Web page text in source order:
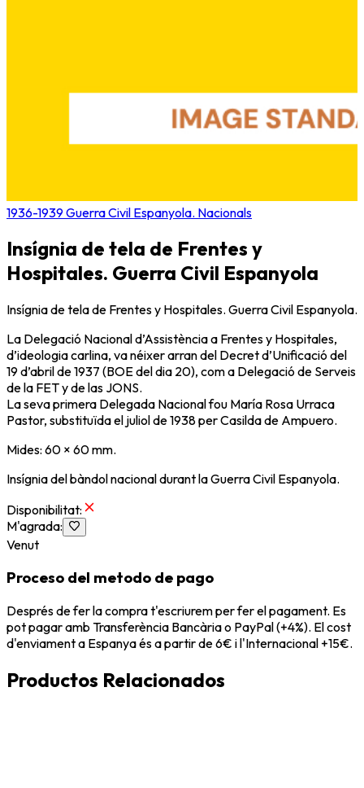
1936-1939 Guerra Civil Espanyola. Nacionals
Insígnia de tela de Frentes y
Hospitales. Guerra Civil Espanyola
Insígnia de tela de Frentes y Hospitales. Guerra Civil Espanyola.
La Delegació Nacional d’Assistència a Frentes y Hospitales,
d’ideologia carlina, va néixer arran del Decret d’Unificació del
19 d’abril de 1937 (BOE del dia 20), com a Delegació de Serveis
de la FET y de las JONS.
La seva primera Delegada Nacional fou María Rosa Urraca
Pastor, substituïda el juliol de 1938 per Casilda de Ampuero.
Mides: 60 × 60 mm.
Insígnia del bàndol nacional durant la Guerra Civil Espanyola.
Disponibilitat:
M'agrada:
Venut
Proceso del metodo de pago
Després de fer la compra t'escriurem per fer el pagament. Es
pot pagar amb Transferència Bancària o PayPal (+4%). El cost
d'enviament a Espanya és a partir de 6€ i l'Internacional +15€.
Productos Relacionados